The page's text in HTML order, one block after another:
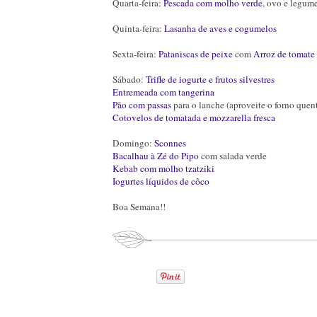
Quarta-feira: Pescada com molho verde, ovo e
Quinta-feira: Lasanha de aves e cogumelos
Sexta-feira: Pataniscas de peixecomArroz de tomate
Sábado: Trifle de iogurte e frutos silvestres
Entremeada com tangerina
Pão com passaspara o lanche (aproveite o forno
Cotovelos de tomatada e mozzarella fresca
Domingo: Sconnes
Bacalhau à Zé do Pipocom salada verde
Kebab com molho tzatziki
Iogurtes líquidos de côco
Boa Semana!!